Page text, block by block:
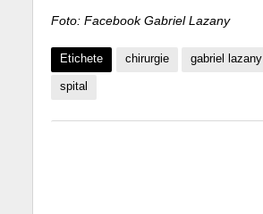
Foto: Facebook Gabriel Lazany
Etichete chirurgie gabriel lazany
spital